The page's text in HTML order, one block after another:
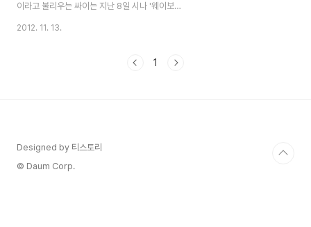
이라고 불리우는 싸이는 지난 8일 시나 '웨이보
(http://weibo.com/psyoppa)'를 개설했다. 싸이는 웨이보 개설 일성으로
동영상 인삿말을 게재하며 중국팬들에게 자신의 존재를 어필하기 시작했다. 싸
2012. 11. 13.
1
Designed by 티스토리
© Daum Corp.